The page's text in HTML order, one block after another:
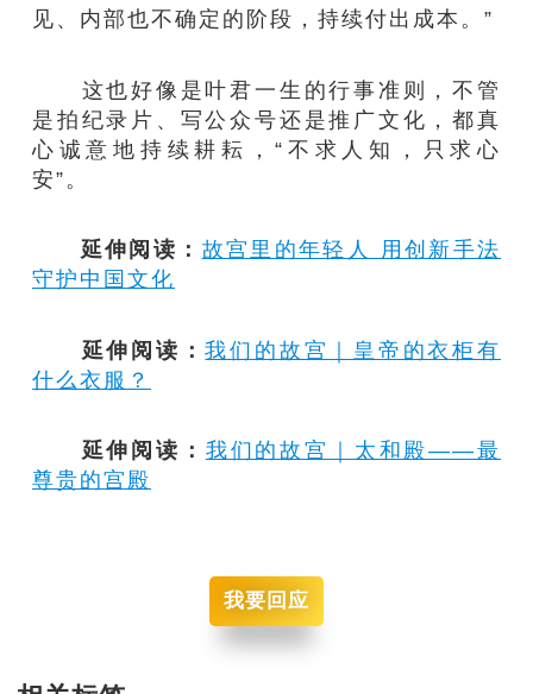
见、内部也不确定的阶段，持续付出成本。”
这也好像是叶君一生的行事准则，不管
是拍纪录片、写公众号还是推广文化，都真
心诚意地持续耕耘，“不求人知，只求心
安”。
延伸阅读： 故宫里的年轻人 用创新手法
守护中国文化
延伸阅读：我们的故宫｜皇帝的衣柜有
什么衣服？
延伸阅读： 我们的故宫｜太和殿——最
尊贵的宫殿
我要回应